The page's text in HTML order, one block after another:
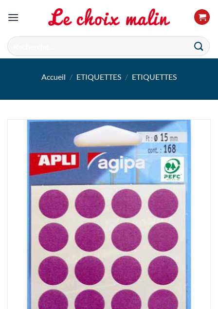
Recherche
pour :
Accueil / ETIQUETTES / ETIQUETTES